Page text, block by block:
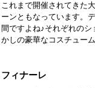
これまで開催されてきた
ーンともなっています。
間ですよね♪それぞれの
かしの豪華なコスチュー
フィナーレ